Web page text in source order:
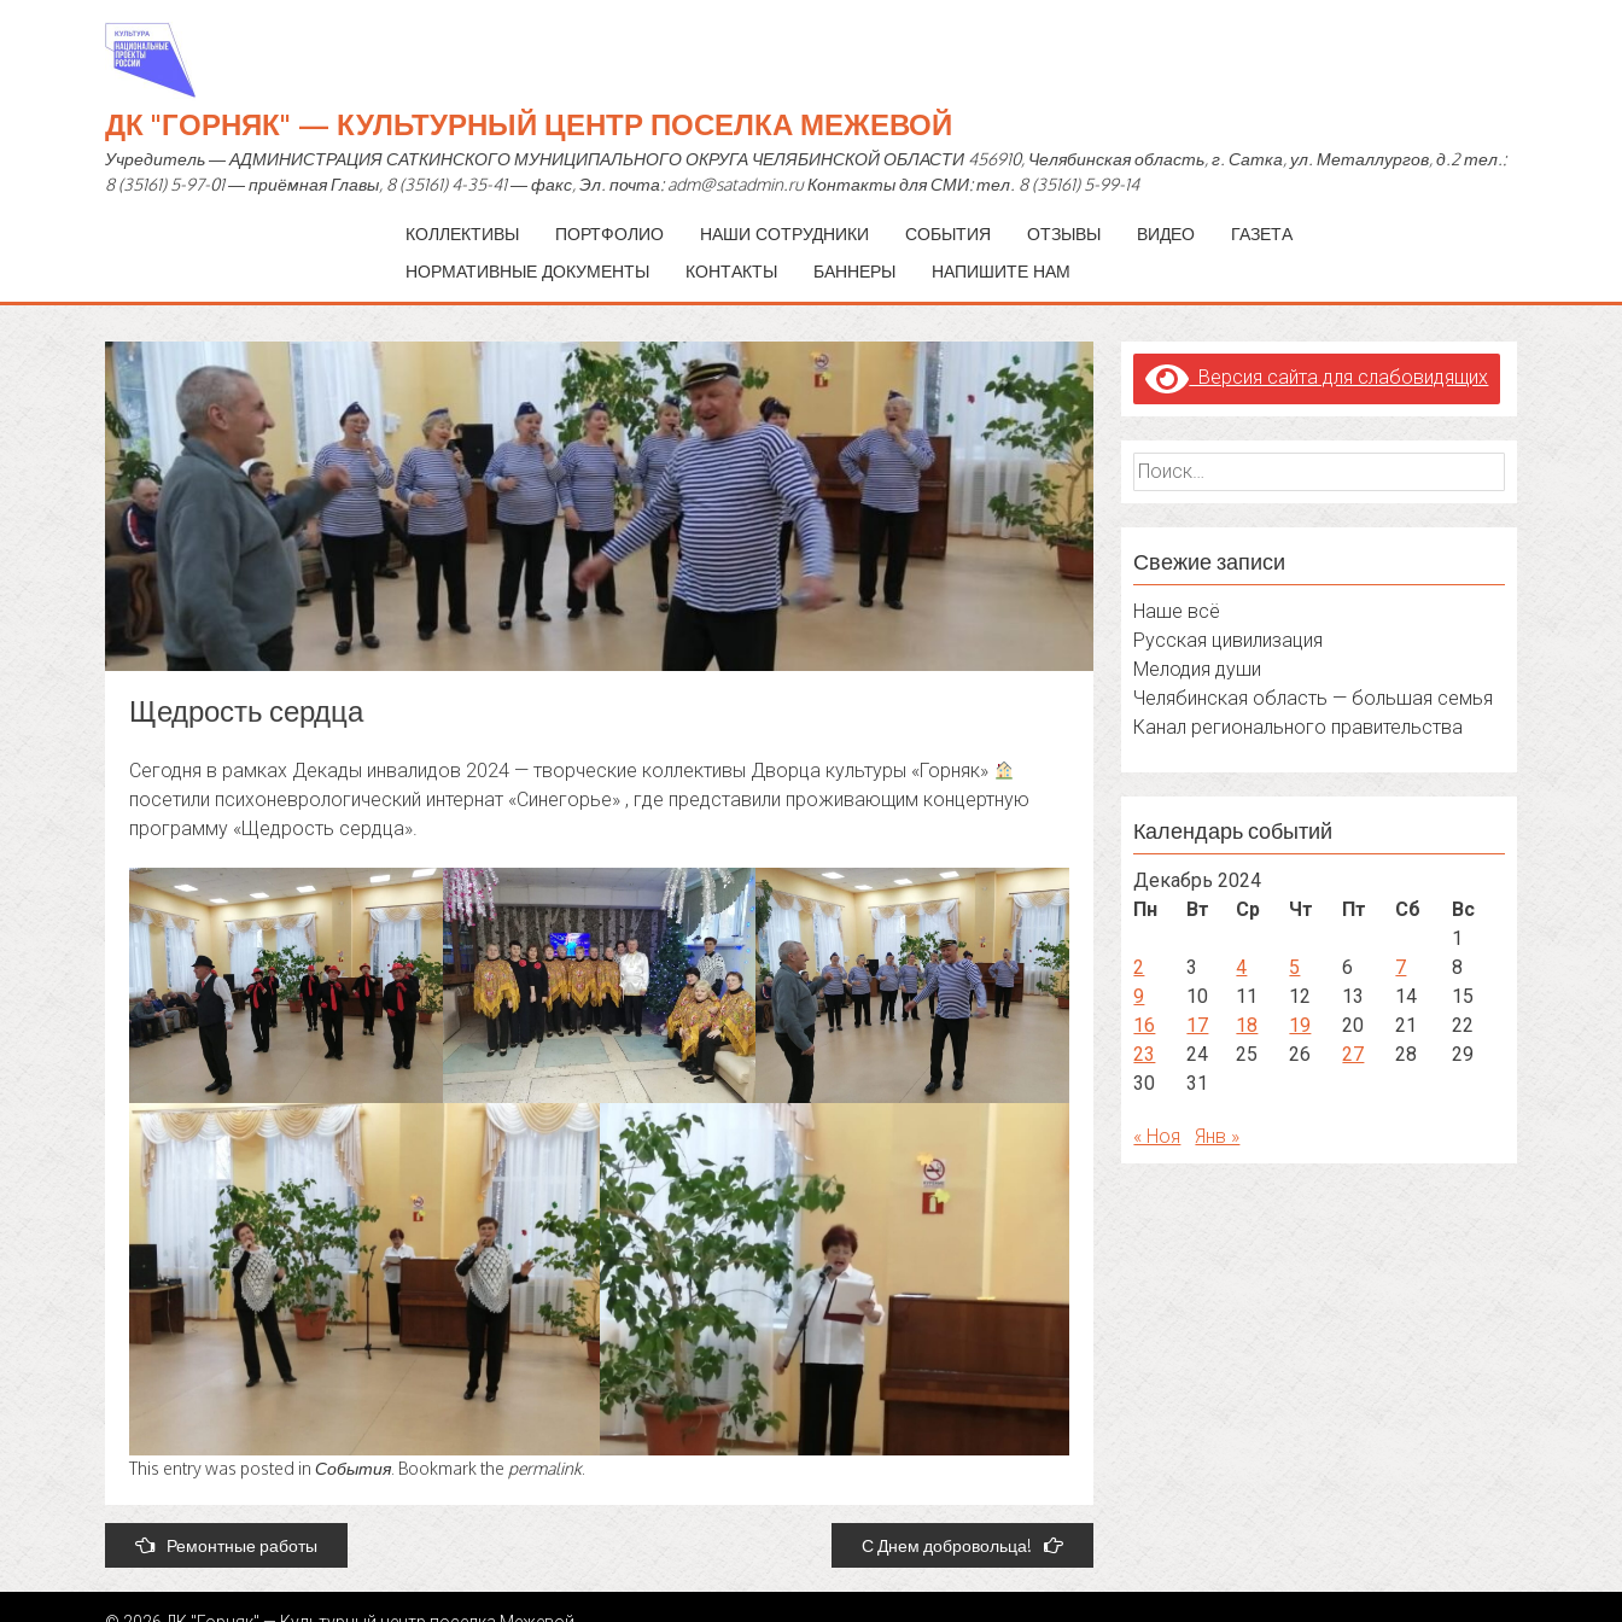
ДК "ГОРНЯК" — КУЛЬТУРНЫЙ ЦЕНТР ПОСЕЛКА МЕЖЕВОЙ
Учредитель — АДМИНИСТРАЦИЯ САТКИНСКОГО МУНИЦИПАЛЬНОГО ОКРУГА ЧЕЛЯБИНСКОЙ ОБЛАСТИ 456910, Челябинская область, г. Сатка, ул. Металлургов, д.2 тел.:
8 (35161) 5-97-01 — приёмная Главы, 8 (35161) 4-35-41 — факс, Эл. почта: adm@satadmin.ru Контакты для СМИ: тел. 8 (35161) 5-99-14
КОЛЛЕКТИВЫ ПОРТФОЛИО НАШИ СОТРУДНИКИ СОБЫТИЯ ОТЗЫВЫ ВИДЕО
ГАЗЕТА
НОРМАТИВНЫЕ ДОКУМЕНТЫ
КОНТАКТЫ БАННЕРЫ НАПИШИТЕ НАМ
Щедрость сердца
Сегодня в рамках Декады инвалидов 2024 — творческие коллективы Дворца культуры «Горняк»
посетили психоневрологический интернат «Синегорье» , где представили проживающим концертную
программу «Щедрость сердца».
This entry was posted in События . Bookmark the permalink.
Post
navigation
Ремонтные работы С Днем добровольца!
Версия сайта для слабовидящих
Найти:
Свежие записи
Наше всё
Русская цивилизация
Мелодия души
Челябинская область — большая семья
Канал регионального правительства
Календарь событий
Декабрь 2024
Пн
Вт Ср Чт Пт Сб
Вс
1
2
3 4 5 6 7
8
9
10 11 12 13 14
15
16
17 18 19 20 21
22
23
24 25 26 27 28
29
30
31
« Ноя Янв »